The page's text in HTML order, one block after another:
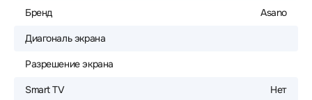
Бренд Asano
Диагональ экрана
Разрешение экрана
Smart TV Нет